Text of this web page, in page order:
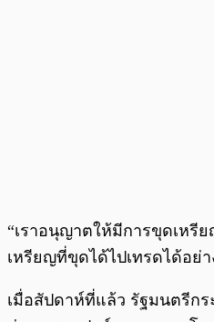
“เราอนุญาตให้มีการขุดเหรี
เหรียญที่ขุดได้ไปเทรดได้อย่
เมื่อสัปดาห์ที่แล้ว รัฐมนตรีกร